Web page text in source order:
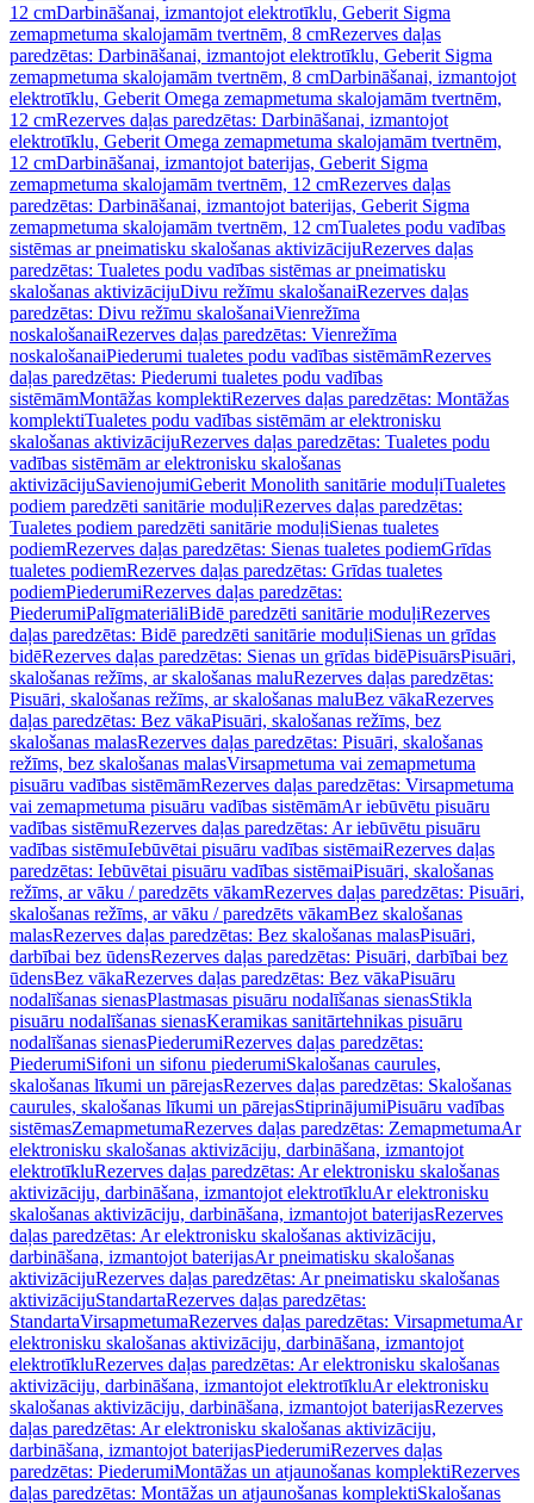
12 cmDarbināšanai, izmantojot elektrotīklu, Geberit Sigma
zemapmetuma skalojamām tvertnēm, 8 cmRezerves daļas
paredzētas: Darbināšanai, izmantojot elektrotīklu, Geberit Sigma
zemapmetuma skalojamām tvertnēm, 8 cmDarbināšanai, izmantojot
elektrotīklu, Geberit Omega zemapmetuma skalojamām tvertnēm,
12 cmRezerves daļas paredzētas: Darbināšanai, izmantojot
elektrotīklu, Geberit Omega zemapmetuma skalojamām tvertnēm,
12 cmDarbināšanai, izmantojot baterijas, Geberit Sigma
zemapmetuma skalojamām tvertnēm, 12 cmRezerves daļas
paredzētas: Darbināšanai, izmantojot baterijas, Geberit Sigma
zemapmetuma skalojamām tvertnēm, 12 cmTualetes podu vadības
sistēmas ar pneimatisku skalošanas aktivizācijuRezerves daļas
paredzētas: Tualetes podu vadības sistēmas ar pneimatisku
skalošanas aktivizācijuDivu režīmu skalošanaiRezerves daļas
paredzētas: Divu režīmu skalošanaiVienrežīma
noskalošanaiRezerves daļas paredzētas: Vienrežīma
noskalošanaiPiederumi tualetes podu vadības sistēmāmRezerves
daļas paredzētas: Piederumi tualetes podu vadības
sistēmāmMontāžas komplektiRezerves daļas paredzētas: Montāžas
komplektiTualetes podu vadības sistēmām ar elektronisku
skalošanas aktivizācijuRezerves daļas paredzētas: Tualetes podu
vadības sistēmām ar elektronisku skalošanas
aktivizācijuSavienojumiGeberit Monolith sanitārie moduļiTualetes
podiem paredzēti sanitārie moduļiRezerves daļas paredzētas:
Tualetes podiem paredzēti sanitārie moduļiSienas tualetes
podiemRezerves daļas paredzētas: Sienas tualetes podiemGrīdas
tualetes podiemRezerves daļas paredzētas: Grīdas tualetes
podiemPiederumiRezerves daļas paredzētas:
PiederumiPalīgmateriāliBidē paredzēti sanitārie moduļiRezerves
daļas paredzētas: Bidē paredzēti sanitārie moduļiSienas un grīdas
bidēRezerves daļas paredzētas: Sienas un grīdas bidēPisuārsPisuāri,
skalošanas režīms, ar skalošanas maluRezerves daļas paredzētas:
Pisuāri, skalošanas režīms, ar skalošanas maluBez vākaRezerves
daļas paredzētas: Bez vākaPisuāri, skalošanas režīms, bez
skalošanas malasRezerves daļas paredzētas: Pisuāri, skalošanas
režīms, bez skalošanas malasVirsapmetuma vai zemapmetuma
pisuāru vadības sistēmāmRezerves daļas paredzētas: Virsapmetuma
vai zemapmetuma pisuāru vadības sistēmāmAr iebūvētu pisuāru
vadības sistēmuRezerves daļas paredzētas: Ar iebūvētu pisuāru
vadības sistēmuIebūvētai pisuāru vadības sistēmaiRezerves daļas
paredzētas: Iebūvētai pisuāru vadības sistēmaiPisuāri, skalošanas
režīms, ar vāku / paredzēts vākamRezerves daļas paredzētas: Pisuāri,
skalošanas režīms, ar vāku / paredzēts vākamBez skalošanas
malasRezerves daļas paredzētas: Bez skalošanas malasPisuāri,
darbībai bez ūdensRezerves daļas paredzētas: Pisuāri, darbībai bez
ūdensBez vākaRezerves daļas paredzētas: Bez vākaPisuāru
nodalīšanas sienasPlastmasas pisuāru nodalīšanas sienasStikla
pisuāru nodalīšanas sienasKeramikas sanitārtehnikas pisuāru
nodalīšanas sienasPiederumiRezerves daļas paredzētas:
PiederumiSifoni un sifonu piederumiSkalošanas caurules,
skalošanas līkumi un pārejasRezerves daļas paredzētas: Skalošanas
caurules, skalošanas līkumi un pārejasStiprinājumiPisuāru vadības
sistēmasZemapmetumaRezerves daļas paredzētas: ZemapmetumaAr
elektronisku skalošanas aktivizāciju, darbināšana, izmantojot
elektrotīkluRezerves daļas paredzētas: Ar elektronisku skalošanas
aktivizāciju, darbināšana, izmantojot elektrotīkluAr elektronisku
skalošanas aktivizāciju, darbināšana, izmantojot baterijasRezerves
daļas paredzētas: Ar elektronisku skalošanas aktivizāciju,
darbināšana, izmantojot baterijasAr pneimatisku skalošanas
aktivizācijuRezerves daļas paredzētas: Ar pneimatisku skalošanas
aktivizācijuStandartaRezerves daļas paredzētas:
StandartaVirsapmetumaRezerves daļas paredzētas: VirsapmetumaAr
elektronisku skalošanas aktivizāciju, darbināšana, izmantojot
elektrotīkluRezerves daļas paredzētas: Ar elektronisku skalošanas
aktivizāciju, darbināšana, izmantojot elektrotīkluAr elektronisku
skalošanas aktivizāciju, darbināšana, izmantojot baterijasRezerves
daļas paredzētas: Ar elektronisku skalošanas aktivizāciju,
darbināšana, izmantojot baterijasPiederumiRezerves daļas
paredzētas: PiederumiMontāžas un atjaunošanas komplektiRezerves
daļas paredzētas: Montāžas un atjaunošanas komplektiSkalošanas